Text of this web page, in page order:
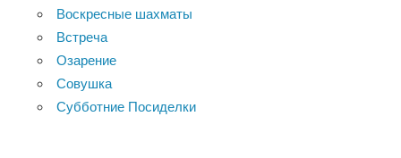
Воскресные шахматы
Встреча
Озарение
Совушка
Субботние Посиделки